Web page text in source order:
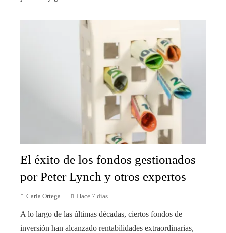
El éxito de los fondos gestionados
por Peter Lynch y otros expertos
Carla Ortega Hace 7 días
A lo largo de las últimas décadas, ciertos fondos de
inversión han alcanzado rentabilidades extraordinarias,